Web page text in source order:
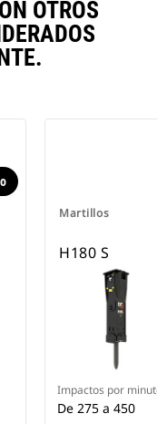
OTROS
Martillos
H180 S
Impactos por
De 275 a 450